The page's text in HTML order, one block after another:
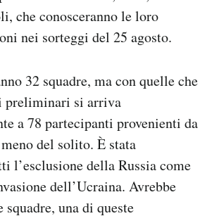
che conosceranno le loro
nei sorteggi del 25 agosto.
32 squadre, ma con quelle che
preliminari si arriva
a 78 partecipanti provenienti da
del solito. È stata
l’esclusione della Russia come
dell’Ucraina. Avrebbe
squadre, una di queste